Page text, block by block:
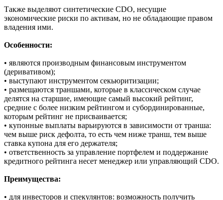
обеспеченные кредитами.
• Collateralized mortgage obligation (CMO) — обязательства,
обеспеченные ипотечными кредитами.
Также выделяют синтетические CDO, несущие
владения ими.
Особенности:
• являются производным финансовым инструментом
(деривативом);
• выступают инструментом секьюритизации;
• размещаются траншами, которые в классическом случае
делятся на старшие, имеющие самый высокий рейтинг,
средние с более низким рейтингом и субординированные,
которым рейтинг не присваивается;
• купонные выплаты варьируются в зависимости от транша:
ставка купона для его держателя;
кредитного рейтинга несет менеджер или управляющий CDO.